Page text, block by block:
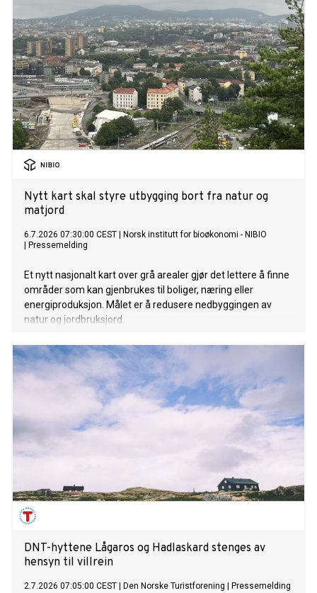
Nytt kart skal styre utbygging bort fra natur og
matjord
6.7.2026 07:30:00 CEST
Norsk institutt for bioøkonomi - NIBIO
Pressemelding
Et nytt nasjonalt kart over grå arealer gjør det lettere å finne
områder som kan gjenbrukes til boliger, næring eller
energiproduksjon. Målet er å redusere nedbyggingen av
natur og jordbruksjord.
DNT-hyttene Lågaros og Hadlaskard stenges av
hensyn til villrein
2.7.2026 07:05:00 CEST Den Norske Turistforening Pressemelding